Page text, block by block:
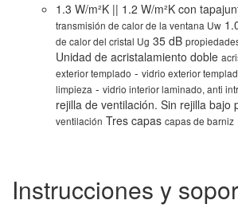
1.3 W/m²K || 1.2 W/m²K con
transmisión de calor de la ventana Uw
de calor del cristal Ug 35 dB
Unidad de acristalamiento doble
exterior templado - vidrio exterior
limpieza - vidrio interior laminado, anti
rejilla de ventilación. Sin rejilla bajo
ventilación Tres capas capas de barniz
Instrucciones y